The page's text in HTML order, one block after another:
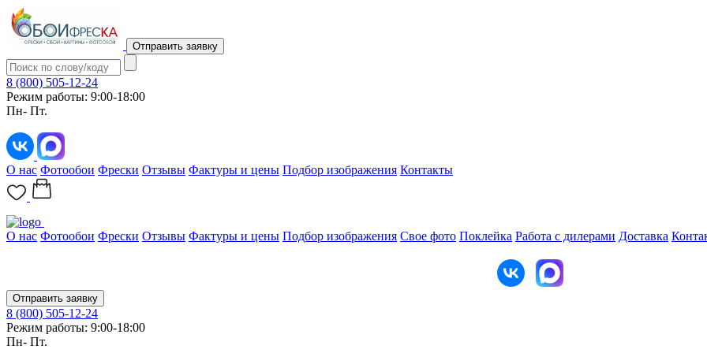
Отправить заявку
8 (800) 505-12-24
Режим работы: 9:00-18:00
Пн- Пт.
О нас Фотообои Фрески Отзывы Фактуры и цены Подбор изображения Контакты
О нас Фотообои Фрески Отзывы Фактуры и цены Подбор изображения Свое фото Поклейка Работа с дилерами Доставка
Отправить заявку
8 (800) 505-12-24
Режим работы: 9:00-18:00
Пн- Пт.